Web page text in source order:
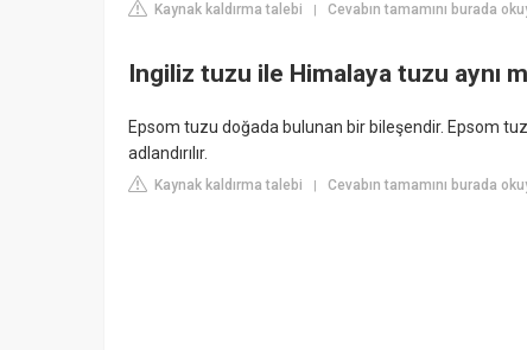
Kaynak kaldırma talebi Cevabın tamamını burada
Ingiliz tuzu ile Himalaya tuzu aynı
Epsom tuzu doğada bulunan bir bileşendir. Epsom
adlandırılır.
Kaynak kaldırma talebi Cevabın tamamını burada